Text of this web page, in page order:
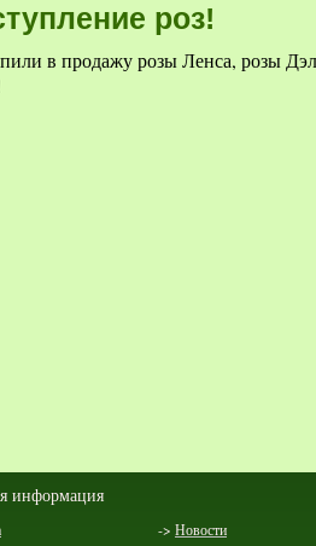
роз!
в продажу розы Ленса, розы
информация
-> Новости